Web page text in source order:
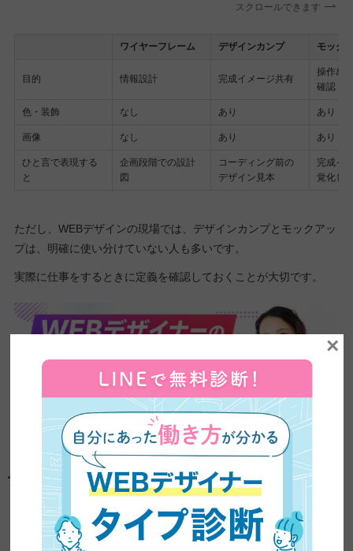
スクロールできます
ワイヤーフレーム デザインカンプ モック
目的 情報設計 完成イメージ共有
操作感
確認
色・装飾 なし あり あり
画像 なし あり あり
ひと言で表現する
と
企画段階での設計
図
コーディング前の
デザイン見本
完成イ
覚化し
ただし、WEBデザインの現場では、デザインカンプとモックアッ
プは、明確に使い分けていない人も多いです。
実際に仕事をするときに定義を確認しておくことが大切です。
デザインカンプの作成手順
×